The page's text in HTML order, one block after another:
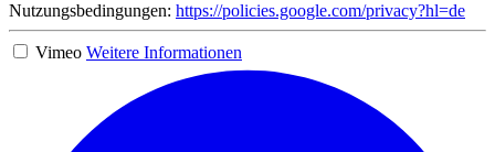
Nutzungsbedingungen: https://policies.google.com/privacy?hl=de
Vimeo Weitere Informationen